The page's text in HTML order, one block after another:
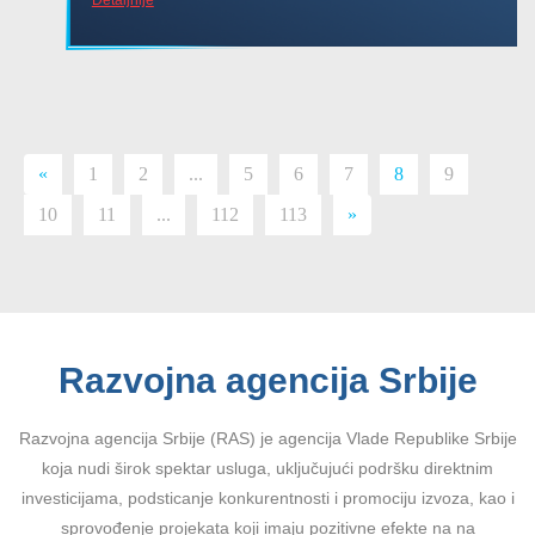
« 1 2 ... 5 6 7 8
9
10
11 ... 112 113 »
Razvojna agencija Srbije
Razvojna agencija Srbije (RAS) je agencija Vlade Republike Srbije
koja nudi širok spektar usluga, uključujući podršku direktnim
investicijama, podsticanje konkurentnosti i promociju izvoza, kao i
sprovođenje projekata koji imaju pozitivne efekte na na